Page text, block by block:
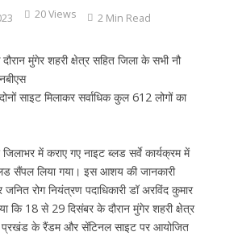
20 Views 2 Min Read
मुंगेर शहरी क्षेत्र सहित जिला के सभी नौ
साइट मिलाकर सर्वाधिक कुल 612 लोगों का
में कराए गए नाइट ब्लड सर्वे कार्यक्रम में
सैंपल लिया गया। इस आशय की जानकारी
रोग नियंत्रण पदाधिकारी डॉ अरविंद कुमार
कि 18 से 29 दिसंबर के दौरान मुंगेर शहरी क्षेत्र
प्रखंड के रैंडम और सेंटिनल साइट पर आयोजित